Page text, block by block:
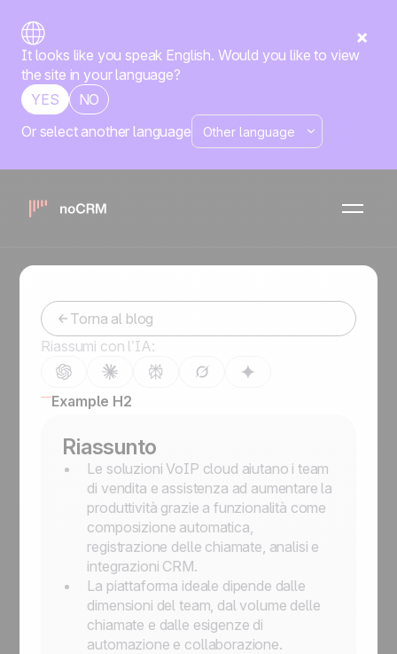
It looks like you speak English. Would you like to view
the site in your language?
YES
NO
Or select another language
Strumenti e automazioni di vendita Prospecting
VoIP: i 10 migliori soluzioni
Torna al blog
Riassumi con l’IA:
Example H2
Riassunto
Le soluzioni VoIP cloud aiutano i team
di vendita e assistenza ad aumentare la
produttività grazie a funzionalità come
composizione automatica,
registrazione delle chiamate, analisi e
integrazioni CRM.
La piattaforma ideale dipende dalle
dimensioni del team, dal volume delle
chiamate e dalle esigenze di
automazione e collaborazione.